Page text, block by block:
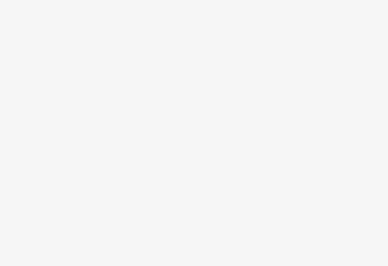
w przypadku gdy:
przetwarzania danych i nie ma innej podstawy